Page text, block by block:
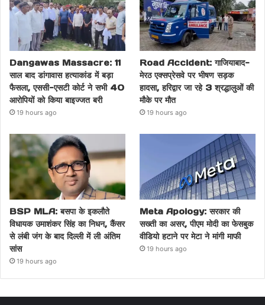
Dangawas Massacre: 11
साल बाद डांगावास हत्याकांड में बड़ा
फैसला, एससी-एसटी कोर्ट ने सभी 40
आरोपियों को किया बाइज्जत बरी
19 hours ago
Road Accident: गाजियाबाद-
मेरठ एक्सप्रेसवे पर भीषण सड़क
हादसा, हरिद्वार जा रहे 3 श्रद्धालुओं की
मौके पर मौत
19 hours ago
BSP MLA: बसपा के इकलौते
विधायक उमाशंकर सिंह का निधन, कैंसर
से लंबी जंग के बाद दिल्ली में ली अंतिम
सांस
19 hours ago
Meta Apology: सरकार की
सख्ती का असर, पीएम मोदी का फेसबुक
वीडियो हटाने पर मेटा ने मांगी माफी
19 hours ago